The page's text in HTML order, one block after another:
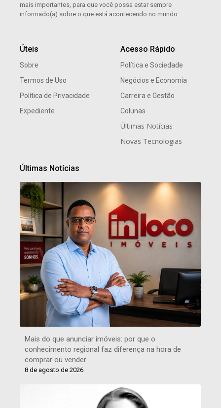
mais importantes, para que você possa estar sempre
informado(a) sobre o que está acontecendo no mundo.
Úteis
Sobre
Termos de Uso
Política de Privacidade
Expediente
Acesso Rápido
Política e Sociedade
Negócios e Economia
Carreira e Gestão
Colunas
Últimas Notícias
Novas Tecnologias
Últimas Notícias
Mais do que anunciar imóveis: por que o
conhecimento regional faz diferença na hora de
comprar ou vender
8 de agosto de 2026